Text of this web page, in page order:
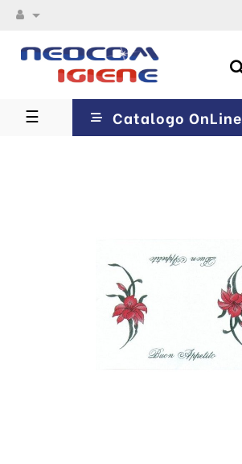

navigazione
Toggle
☰ Catalogo OnLine